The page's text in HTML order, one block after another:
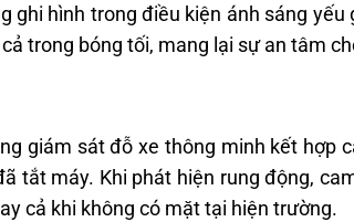
ghi hình trong điều kiện ánh sáng yếu
trong bóng tối, mang lại sự an tâm
giám sát đỗ xe thông minh kết hợp
tắt máy. Khi phát hiện rung động,
cả khi không có mặt tại hiện trường.